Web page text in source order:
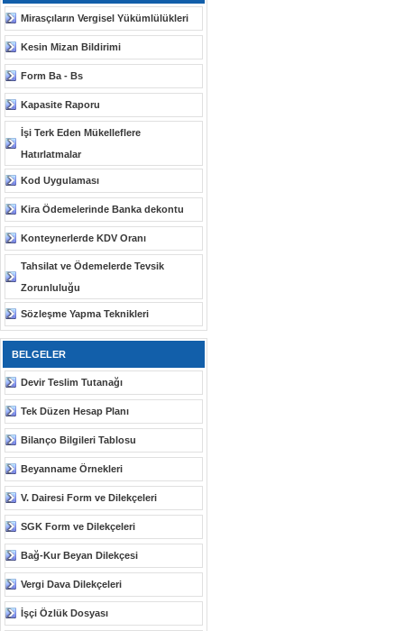
Mirasçıların Vergisel Yükümlülükleri
Kesin Mizan Bildirimi
Form Ba - Bs
Kapasite Raporu
İşi Terk Eden Mükelleflere
Hatırlatmalar
Kod Uygulaması
Kira Ödemelerinde Banka dekontu
Konteynerlerde KDV Oranı
Tahsilat ve Ödemelerde Tevsik
Zorunluluğu
Sözleşme Yapma Teknikleri
BELGELER
Devir Teslim Tutanağı
Tek Düzen Hesap Planı
Bilanço Bilgileri Tablosu
Beyanname Örnekleri
V. Dairesi Form ve Dilekçeleri
SGK Form ve Dilekçeleri
Bağ-Kur Beyan Dilekçesi
Vergi Dava Dilekçeleri
İşçi Özlük Dosyası